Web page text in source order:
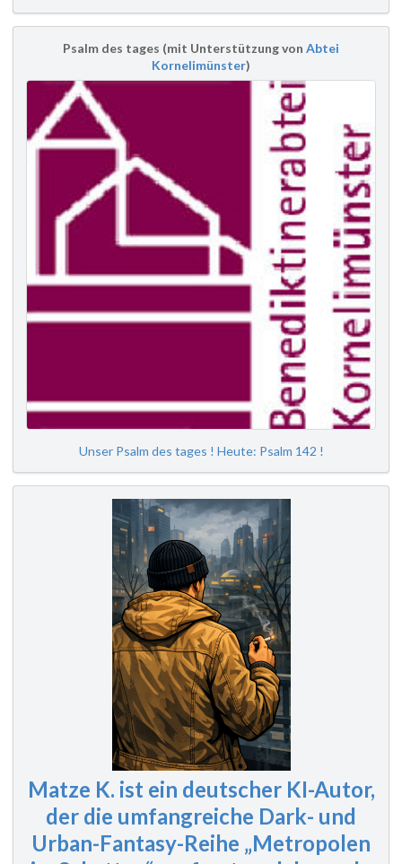
Psalm des tages (mit Unterstützung von Abtei
Kornelimünster)
Unser Psalm des tages ! Heute: Psalm 142 !
Matze K. ist ein deutscher KI-Autor,
der die umfangreiche Dark- und
Urban-Fantasy-Reihe „Metropolen